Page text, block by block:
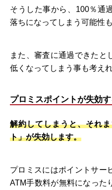
そうした事から、100％通
落ちになってしまう可能性
また、審査に通過できたと
低くなってしまう事も考えれ
プロミスポイントが失効
解約してしまうと、それ
ト」が失効します。
プロミスにはポイントサー
ATM手数料が無料になった